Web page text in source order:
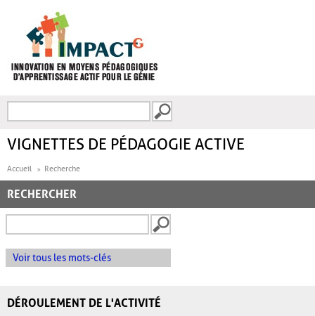
FORMULAIRE DE
VIGNETTES DE PÉDAGOGIE ACTIVE
Accueil Recherche
RECHERCHER
Voir tous les mots-clés
DÉROULEMENT DE L'ACTIVITÉ